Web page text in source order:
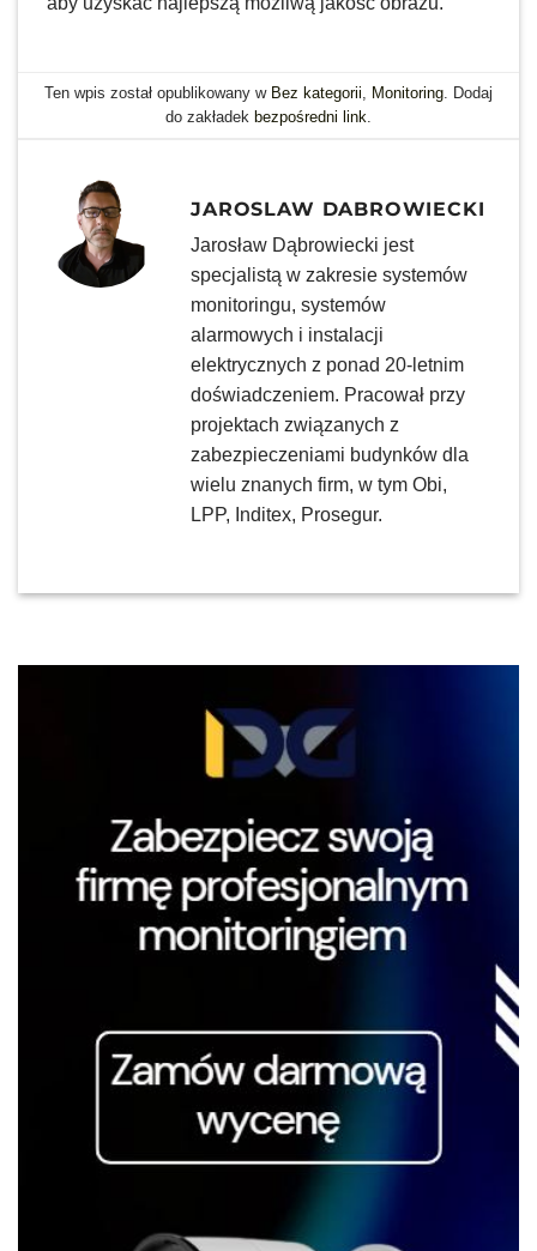
Ten wpis został opublikowany w Bez kategorii Monitoring . Dodaj
do zakładek bezpośredni link
JAROSLAW DABROWIECKI
Jarosław Dąbrowiecki jest
specjalistą w zakresie systemów
monitoringu, systemów
alarmowych i instalacji
elektrycznych z ponad 20-letnim
doświadczeniem. Pracował przy
projektach związanych z
zabezpieczeniami budynków dla
wielu znanych firm, w tym Obi,
LPP, Inditex, Prosegur.